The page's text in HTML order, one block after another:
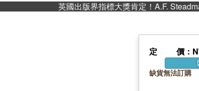
英國出版界指標大獎肯定！A.F. Steadman
定價 ：
缺貨無法訂購